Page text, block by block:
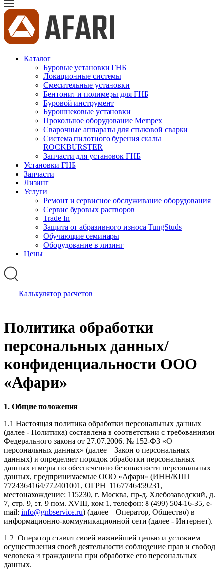
Каталог
Буровые установки ГНБ
Локационные системы
Смесительные установки
Бентонит и полимеры для ГНБ
Буровой инструмент
Бурошнековые установки
Прокольное оборудование Mempex
Сварочные аппараты для стыковой сварки
Система пилотного бурения скалы
ROCKBURSTER
Запчасти для установок ГНБ
Установки ГНБ
Запчасти
Лизинг
Услуги
Ремонт и сервисное обслуживание оборудования
Сервис буровых растворов
Trade In
Защита от абразивного износа TungStuds
Обучающие семинары
Оборудование в лизинг
Цены
Калькулятор расчетов
Политика обработки
персональных данных/
конфиденциальности ООО
«Афари»
1. Общие положения
1.1 Настоящая политика обработки персональных данных
(далее - Политика) составлена в соответствии с требованиями
Федерального закона от 27.07.2006. № 152-ФЗ «О
персональных данных» (далее – Закон о персональных
данных) и определяет порядок обработки персональных
данных и меры по обеспечению безопасности персональных
данных, предпринимаемые ООО «Афари» (ИНН/КПП
7724364164/772401001, ОГРН 1167746459231,
местонахождение: 115230, г. Москва, пр-д. Хлебозаводский, д.
7, стр. 9, эт. 9 пом. XVIII, ком 1, телефон: 8 (499) 504-16-35, e-
mail: info@gnbservice.ru) (далее – Оператор, Общество) в
информационно-коммуникационной сети (далее - Интернет).
1.2. Оператор ставит своей важнейшей целью и условием
осуществления своей деятельности соблюдение прав и свобод
человека и гражданина при обработке его персональных
данных.